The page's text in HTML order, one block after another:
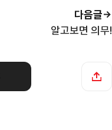
알고보면 의무!
다음글